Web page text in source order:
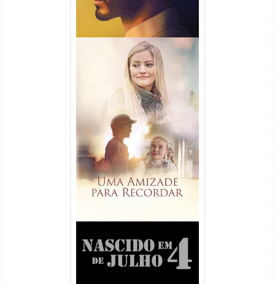
Uma Amizade para Recordar
Torrent (2025) WEB-DL 1080p
Dual Áudio